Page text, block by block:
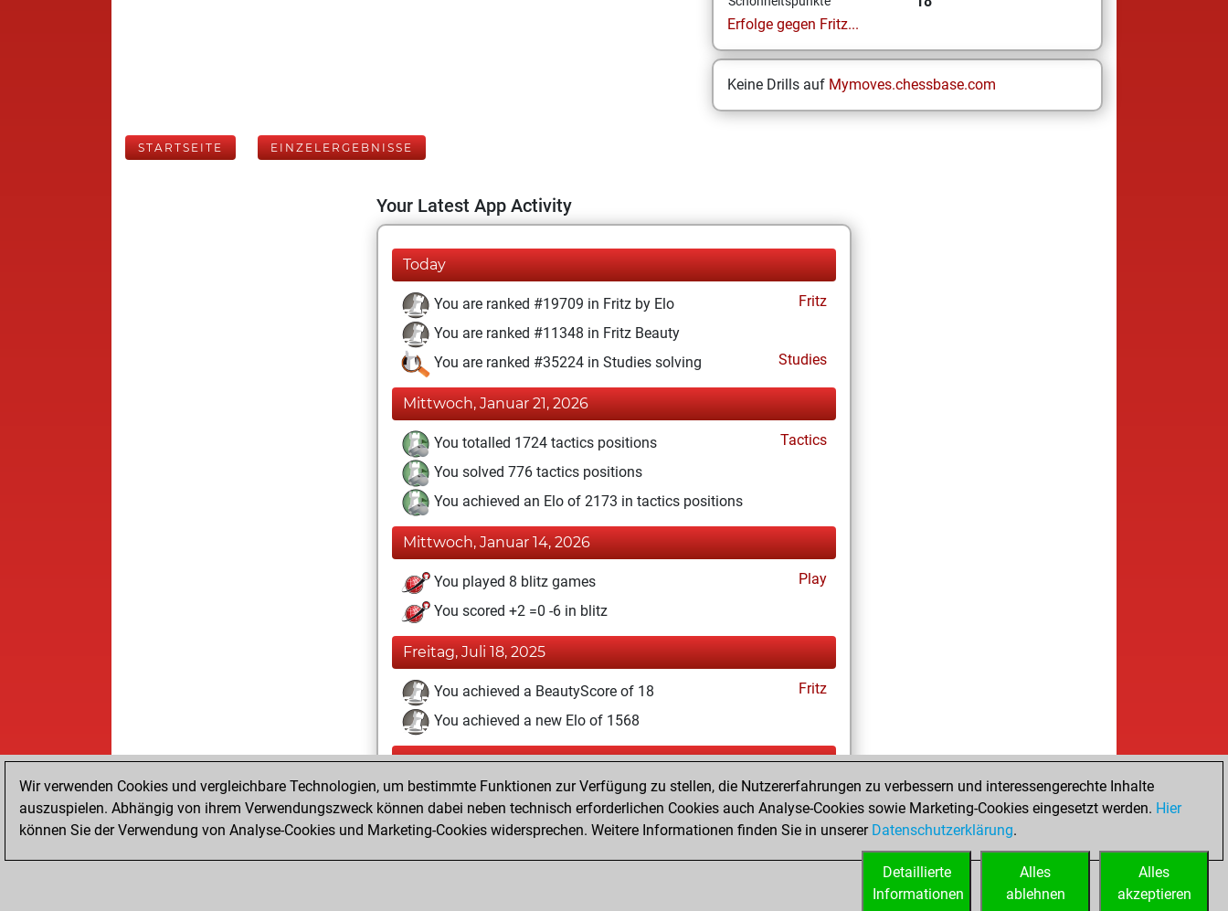
Erfolge gegen Fritz...
Keine Drills auf Mymoves.chessbase.com
STARTSEITE EINZELERGEBNISSE
Your Latest App Activity
Today
You are ranked #19709 in Fritz by Elo
Fritz
You are ranked #11348 in Fritz Beauty
You are ranked #35224 in Studies solving
Studies
Mittwoch, Januar 21, 2026
You totalled 1724 tactics positions
Tactics
You solved 776 tactics positions
You achieved an Elo of 2173 in tactics positions
Mittwoch, Januar 14, 2026
You played 8 blitz games
Play
You scored +2 =0 -6 in blitz
Freitag, Juli 18, 2025
You achieved a BeautyScore of 18
Fritz
You achieved a new Elo of 1568
Freitag, April 4, 2025
You created your Fritz account
Fritz
You created your Studies account
Studies
Wir verwenden Cookies und vergleichbare Technologien, um bestimmte Funktionen zur Verfügung zu stellen, die Nutzererfahrungen zu verbessern und interessengerechte Inhalte
auszuspielen. Abhängig von ihrem Verwendungszweck können dabei neben technisch erforderlichen Cookies auch Analyse-Cookies sowie Marketing-Cookies eingesetzt werden. Hier
können Sie der Verwendung von Analyse-Cookies und Marketing-Cookies widersprechen. Weitere Informationen finden Sie in unserer Datenschutzerklärung.
Alles
akzeptieren
Alles
ablehnen
Detaillierte
Informationen